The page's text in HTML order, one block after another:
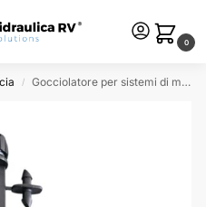
0
/ Gocciolatore per sistemi di microirrigazione Ottima 360° 0-6 lt/h – Confezione da 10